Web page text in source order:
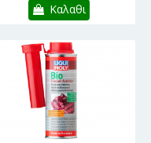
Καλαθι